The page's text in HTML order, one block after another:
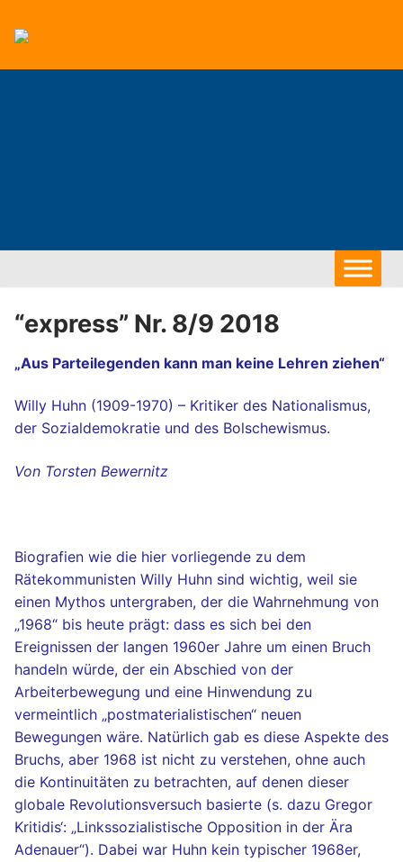
Inhalt
“express” Nr. 8/9 2018
„Aus Parteilegenden kann man keine Lehren ziehen“
Willy Huhn (1909-1970) – Kritiker des Nationalismus,
der Sozialdemokratie und des Bolschewismus.
Von Torsten Bewernitz
Biografien wie die hier vorliegende zu dem
Rätekommunisten Willy Huhn sind wichtig, weil sie
einen Mythos untergraben, der die Wahrnehmung von
„1968“ bis heute prägt: dass es sich bei den
Ereignissen der langen 1960er Jahre um einen Bruch
handeln würde, der ein Abschied von der
Arbeiterbewegung und eine Hinwendung zu
vermeintlich „postmaterialistischen“ neuen
Bewegungen wäre. Natürlich gab es diese Aspekte des
Bruchs, aber 1968 ist nicht zu verstehen, ohne auch
die Kontinuitäten zu betrachten, auf denen dieser
globale Revolutionsversuch basierte (s. dazu Gregor
Kritidis‘: „Linkssozialistische Opposition in der Ära
Adenauer“). Dabei war Huhn kein typischer 1968er,